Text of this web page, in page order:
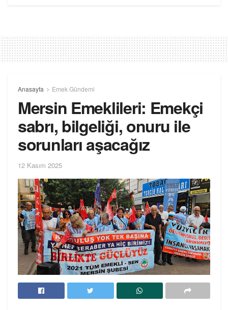
Anasayfa Emek Gündemi
Mersin Emeklileri: Emekçi
sabrı, bilgeliği, onuru ile
sorunları aşacağız
12 Kasım 2025